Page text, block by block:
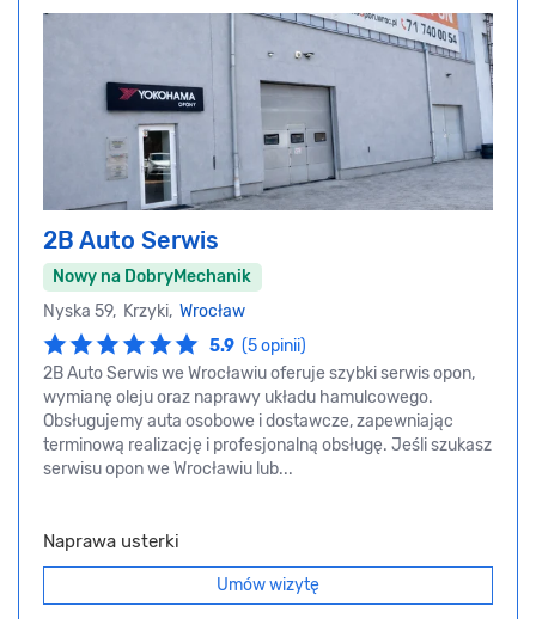
2B Auto Serwis
Nowy na DobryMechanik
Nyska 59, Krzyki, Wrocław
5.9 (5 opinii)
2B Auto Serwis we Wrocławiu oferuje szybki serwis opon,
wymianę oleju oraz naprawy układu hamulcowego.
Obsługujemy auta osobowe i dostawcze, zapewniając
terminową realizację i profesjonalną obsługę. Jeśli szukasz
serwisu opon we Wrocławiu lub...
Naprawa usterki
Umów wizytę